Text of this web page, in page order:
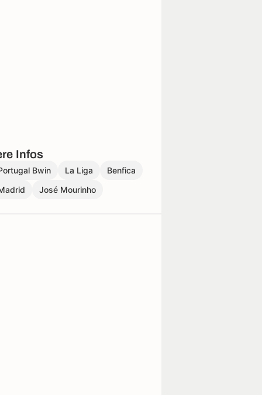
Infos
Bwin La Liga
Benfica
José Mourinho